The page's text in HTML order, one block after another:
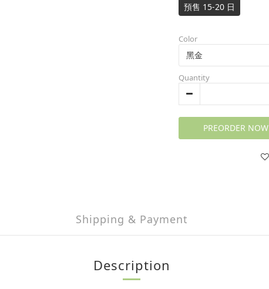
預售 15-20 日
Color
Quantity
PREORDER NOW
Shipping & Payment
Description